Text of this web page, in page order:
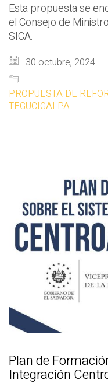
Esta propuesta se
el Consejo de
SICA.
30 octubre, 2024
PROPUESTA DE
TEGUCIGALPA
Plan de
Integración